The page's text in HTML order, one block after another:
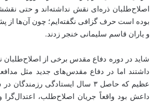
اصلاح‌طلبان ذره‌ای نقش نداشته‌اند و حتی
بوده است حرف گزافی نگفته‌ایم؛ چون آن‌ها از
و یاران قاسم سلیمانی خنجر زدند.
شاید در دوره دفاع مقدس برخی از اصلاح‌طلبان
داشتند اما در دفاع مقدس‌های جدید مثل
عظیم که حاصل ۳ سال ایستادگی
داعش بود واقعاً جریان اصلاح‌طلب، اعتدال‌گرا